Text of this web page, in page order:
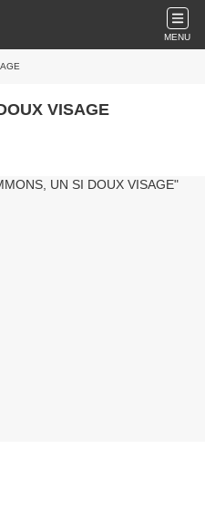
MENU
VISAGE